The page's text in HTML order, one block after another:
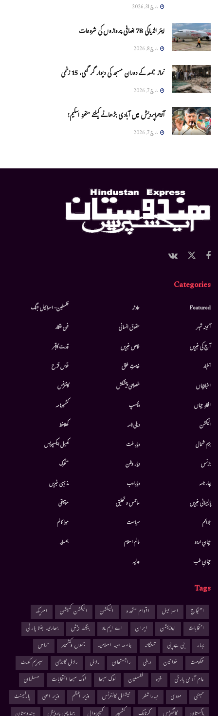
مارچ 31, 2026
ایئر انڈیاکی 78 اضافی پروازوں کی شروعات
مارچ 8, 2026
نماز جمعہ کے دوران مسجد کی دیوار گر گئی، 15 زخمی
مارچ 7, 2026
آندھراپردیش میں آبادی بڑھانے کیلئے منفرد اسکیم!
مارچ 7, 2026
Categories
Featured
آئینہ شہر
آج کی خبریں
أخبار
اخبارجہاں
افکارِ جہاں
الیکشن
بزم شمال
بزنس
بہار نامہ
پارلیمانی خبریں
جرائم
جہانِ اردو
جہانِ طب
حادثہ
حقوق انسانی
خاص خبریں
خدمتِ خلق
خصوصی پیشکش
دلچسپ
دہلی نامہ
دیارِ ملت
دیار وطن
دیارِادب
سائنس و تحقیق
سیاست
عالم اسلام
عدلیہ
فلسطین- اسرائیل جنگ
فن فنکار
قدرت کاقہر
قوس قزح
کانفرنس
کشمیرنامہ
کھلاخط
کھیل ایکسپریس
متحرك
مذہبی خبریں
موسيقى
میرا کالم
ہمسایہ
Tags
احتجاج اسرائیل اقوام متحدہ الیکشن الیکشن کمیشن
امریکہ
انتخابات
اپوزیشن ایران اے ایم یو بنگلہ دیش
بھارتیہ جنتا پارٹی
بہار
بی جے پی تلنگانہ جامعہ ملیہ اسلامیہ جموں وکشمیر
حماس
حکومت
خواتین دہلی راجستھان راہل راہل گاندھی
سپریم کورٹ
عام آدمی پارٹی
غزہ فلسطین لوک سبھا لوک سبھا انتخابات
مسلمان
ممبئی
مودی مہاراشٹر نیشنل کانفرنس وزیر اعظم وزیر اعلیٰ
پارلیمنٹ